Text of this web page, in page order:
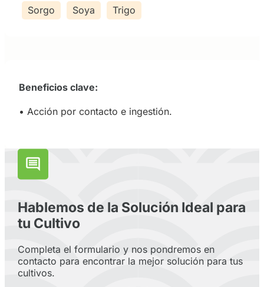
Sorgo Soya Trigo
Beneficios clave:
• Acción por contacto e ingestión.
Hablemos de la Solución Ideal para
tu Cultivo
Completa el formulario y nos pondremos en
contacto para encontrar la mejor solución para tus
cultivos.